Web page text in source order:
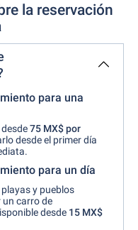
la reservación
para una
75 MX$ por
desde el primer día
para un día
y pueblos
un carro de
desde 15 MX$